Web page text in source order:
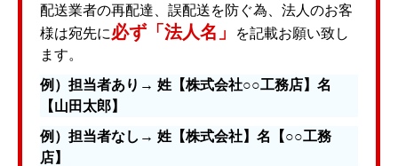
配送業者の再配達、誤配送を防ぐ為、法人のお客
様は宛先に必ず「法人名」
を記載お願い致し
ます。
例）担当者あり→ 姓【株式会社○○工務店】名
【山田太郎】
例）担当者なし→ 姓【株式会社】名【○○工務
店】